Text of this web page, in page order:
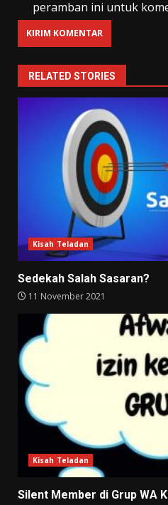
peramban ini untuk
RELATED STORIES
Kisah Teladan
Sedekah Salah Sasaran?
11 November 2021
Kisah Teladan
Silent Member di Grup WA